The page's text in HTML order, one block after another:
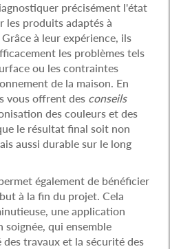
précisément l'état
les produits adaptés à
à leur expérience, ils
les problèmes tels
ou les contraintes
de la maison. En
vous offrent des conseils
des couleurs et des
le résultat final soit non
aussi durable sur le long
également de bénéficier
à la fin du projet. Cela
une application
qui ensemble
travaux et la sécurité des